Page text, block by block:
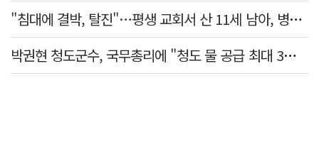
"침대에 결박, 탈진"…평생 교회서 산 11세 남아, 병원 이송 끝 숨져
박권현 청도군수, 국무총리에 "청도 물 공급 최대 3만t 늘려달라"